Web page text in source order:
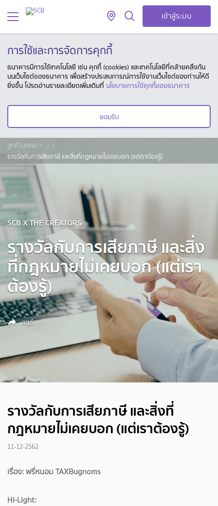
เข้าสู่ระบบ
การใช้และการจัดการคุกกี้
ธนาคารมีการใช้เทคโนโลยี เช่น คุกกี้ (cookies) และเทคโนโลยีที่คล้ายคลึงกัน
บนเว็บไซต์ของธนาคาร เพื่อสร้างประสบการณ์การใช้งานเว็บไซต์ของท่านให้ดี
ยิ่งขึ้น โปรดอ่านรายละเอียดเพิ่มเติมที่ นโยบายการใช้คุกกี้ของธนาคาร
ยอมรับ
ลูกค้าบุคคล
...
รางวัลกับการเสียภาษี และสิ่งที่กฎหมายไม่เคยบอก (แต่เราต้องรู้)
SCB X THE CREATORS
รางวัลกับการเสียภาษี และสิ่ง
ที่กฎหมายไม่เคยบอก (แต่เรา
ต้องรู้)
แชร์
รางวัลกับการเสียภาษี และสิ่งที่
กฎหมายไม่เคยบอก (แต่เราต้องรู้)
11-12-2562
เรื่อง: พรี่หนอม TAXBugnoms
Hi-Light: